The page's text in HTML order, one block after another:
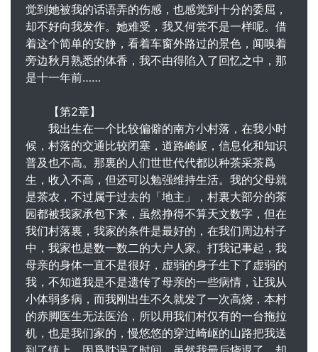
觉到她被我的话语弄的伤感，也感觉到十分的委屈，
却不好向我发作。她难受，我又何尝不是一样呢。借
着这个简单的安静，看着车窗外路过的景色，闻嗅着
旁边秋月熟悉的体香，我不由得陷入了回忆之中，那
是十一年前……
【第2章】
我出生在一个比较偏僻的南方小村落，在我小时
候，村落的交通比较闭塞，道路崎岖，信息化和知识
普及也不高。那裏的人们世世代代都以种茶采茶爲
生，收入不高，但还可以勉强维持生活。我的父母就
是茶农，不过属于过去的「地主」，村裏大部分的茶
园都被我家承包下来，虽然挣得不算天文数字，但在
我们村落裏，我家的条件是最好的，在我们周边村子
中，我家也是数一数二的大户人家。打我记事起，我
母亲的身体一直不是很好，虚弱的身子生下了虚弱的
我，不知道我是不是遗传了母亲的一些病情，让我从
小体弱多病，而我刚出生不久就发了一次高烧，本村
的赤脚医生无法医治，所以用我们村仅有的一台拖拉
机，也是我们家的，慢悠悠的穿过崎岖的山路把我送